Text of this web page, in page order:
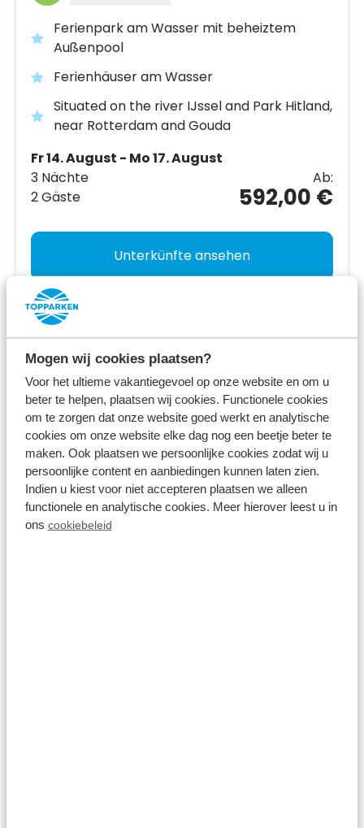
Mogen wij cookies plaatsen?
Voor het ultieme vakantiegevoel op onze website en om u
beter te helpen, plaatsen wij cookies. Functionele cookies
om te zorgen dat onze website goed werkt en analytische
cookies om onze website elke dag nog een beetje beter te
maken. Ook plaatsen we persoonlijke cookies zodat wij u
persoonlijke content en aanbiedingen kunnen laten zien.
Indien u kiest voor niet accepteren plaatsen we alleen
functionele en analytische cookies. Meer hierover leest u in
ons cookiebeleid
Ferienpark am Wasser mit beheiztem
Außenpool
Ferienhäuser am Wasser
Situated on the river IJssel and Park Hitland,
near Rotterdam and Gouda
Fr 14. August - Mo 17. August
3 Nächte
2 Gäste
Ab:
592,00 €
Unterkünfte ansehen
Das echte Urlaubsgefühl
Entscheiden Sie sich für einen Aufenthalt am
IJsselmeer, Markermeer, an der IJssel oder an der
Maas und erleben Sie so oder so das ultimative
Urlaubsgefühl. Die Unterkünfte in den Ferienparks
bieten Platz für bis zu 6 Personen. Perfekt für einen
Urlaub mit der Familie oder mit Freunden! Natürlich